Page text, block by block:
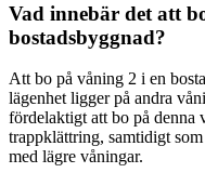
Vad innebär det att
bostadsbyggnad?
Att bo på våning 2 i en
lägenhet ligger på andra
fördelaktigt att bo på denna
trappklättring, samtidigt
med lägre våningar.